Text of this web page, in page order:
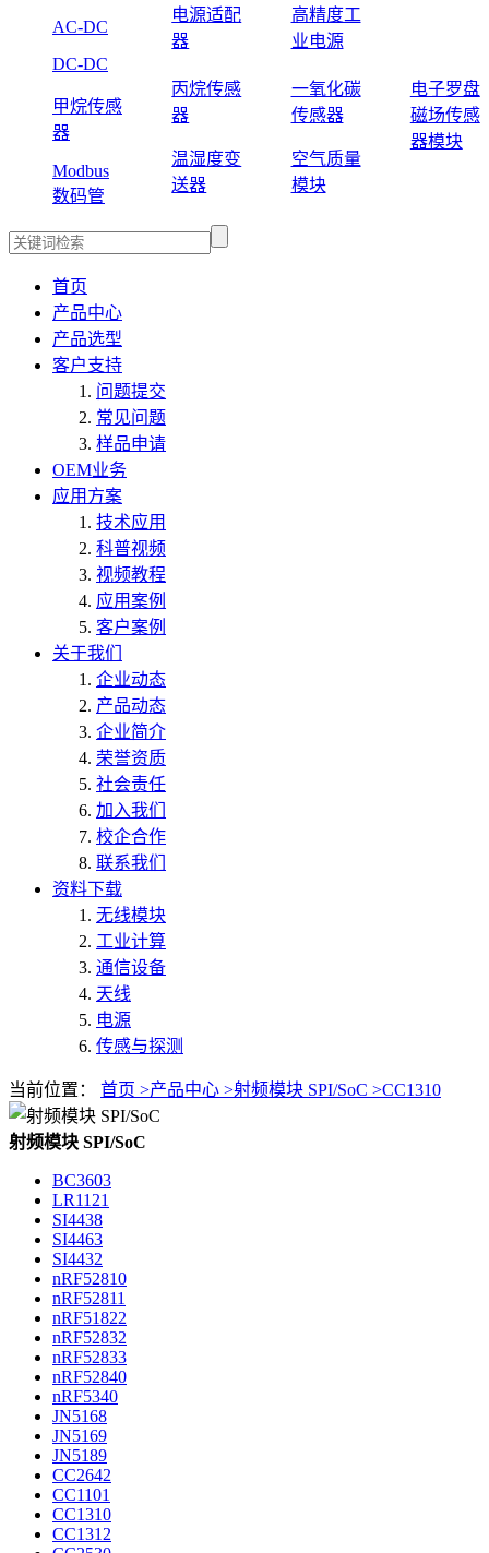
AC-DC
DC-DC
电源适配
器
高精度工
业电源
甲烷传感
器
Modbus
数码管
丙烷传感
器
温湿度变
送器
一氧化碳
传感器
空气质量
模块
电子罗盘
磁场传感
器模块
首页
产品中心
产品选型
客户支持
问题提交
常见问题
样品申请
OEM业务
应用方案
技术应用
科普视频
视频教程
应用案例
客户案例
关于我们
企业动态
产品动态
企业简介
荣誉资质
社会责任
加入我们
校企合作
联系我们
资料下载
无线模块
工业计算
通信设备
天线
电源
传感与探测
当前位置： 首页 >产品中心 >射频模块 SPI/SoC >CC1310
射频模块 SPI/SoC
BC3603
LR1121
SI4438
SI4463
SI4432
nRF52810
nRF52811
nRF51822
nRF52832
nRF52833
nRF52840
nRF5340
JN5168
JN5169
JN5189
CC2642
CC1101
CC1310
CC1312